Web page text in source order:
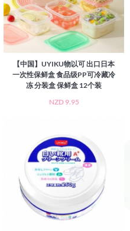
【中国】UYIKU物以可 出口日本
一次性保鲜盒 食品级PP可冷藏冷
冻 分装盒 保鲜盒 12个装
NZD 9.95